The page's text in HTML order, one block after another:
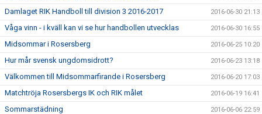
Damlaget RIK Handboll till division 3 2016-2017 2016-06-30 21:13
Våga vinn - i kväll kan vi se hur handbollen utvecklas 2016-06-30 16:55
Midsommar i Rosersberg 2016-06-25 10:20
Hur mår svensk ungdomsidrott? 2016-06-23 13:18
Välkommen till Midsommarfirande i Rosersberg 2016-06-20 17:03
Matchtröja Rosersbergs IK och RIK målet 2016-06-19 16:41
Sommarstädning 2016-06-06 22:59